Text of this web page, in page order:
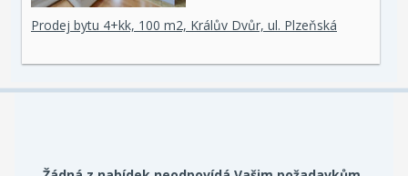
Prodej bytu 4+kk, 100 m2, Králův Dvůr, ul. Plzeňská